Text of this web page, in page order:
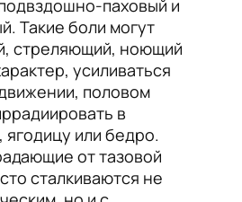
паховый и
Такие боли могут
стреляющий, ноющий
усиливаться
половом
в
или бедро.
от тазовой
сталкиваются не